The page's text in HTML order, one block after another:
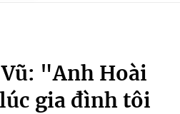
"Anh Hoài
gia đình tôi